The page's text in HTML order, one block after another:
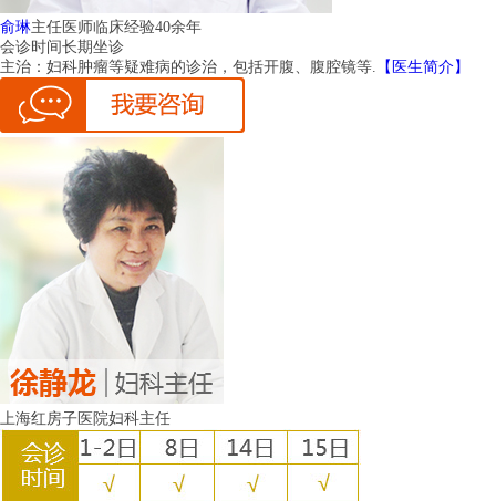
俞琳主任医师临床经验40余年
会诊时间长期坐诊
主治： 妇科肿瘤等疑难病的诊治，包括开腹、腹腔镜等. 【医生简介】
上海红房子医院妇科主任